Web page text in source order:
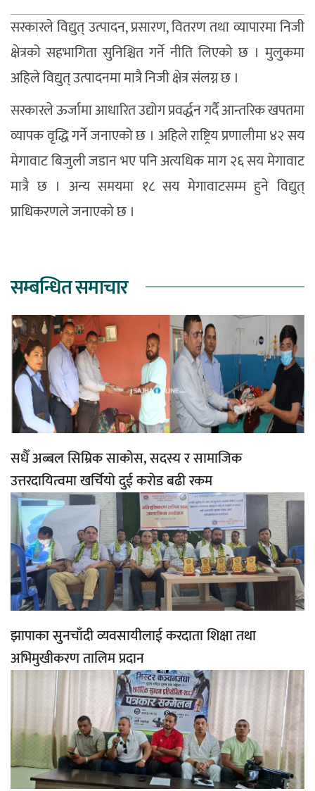
सरकारले विद्युत् उत्पादन, प्रसारण, वितरण तथा व्यापारमा निजी
क्षेत्रको सहभागिता सुनिश्चित गर्ने नीति लिएको छ । मुलुकमा
अहिले विद्युत् उत्पादनमा मात्रै निजी क्षेत्र संलग्न छ ।
सरकारले ऊर्जामा आधारित उद्योग प्रवर्द्धन गर्दै आन्तरिक खपतमा
व्यापक वृद्धि गर्ने जनाएको छ । अहिले राष्ट्रिय प्रणालीमा ४२ सय
मेगावाट बिजुली जडान भए पनि अत्यधिक माग २६ सय मेगावाट
मात्रै छ । अन्य समयमा १८ सय मेगावाटसम्म हुने विद्युत्
प्राधिकरणले जनाएको छ ।
सम्बन्धित समाचार
सधैँ अब्बल सिम्रिक साकोस, सदस्य र सामाजिक
उत्तरदायित्वमा खर्चियो दुई करोड बढी रकम
झापाका सुनचाँदी व्यवसायीलाई करदाता शिक्षा तथा
अभिमुखीकरण तालिम प्रदान